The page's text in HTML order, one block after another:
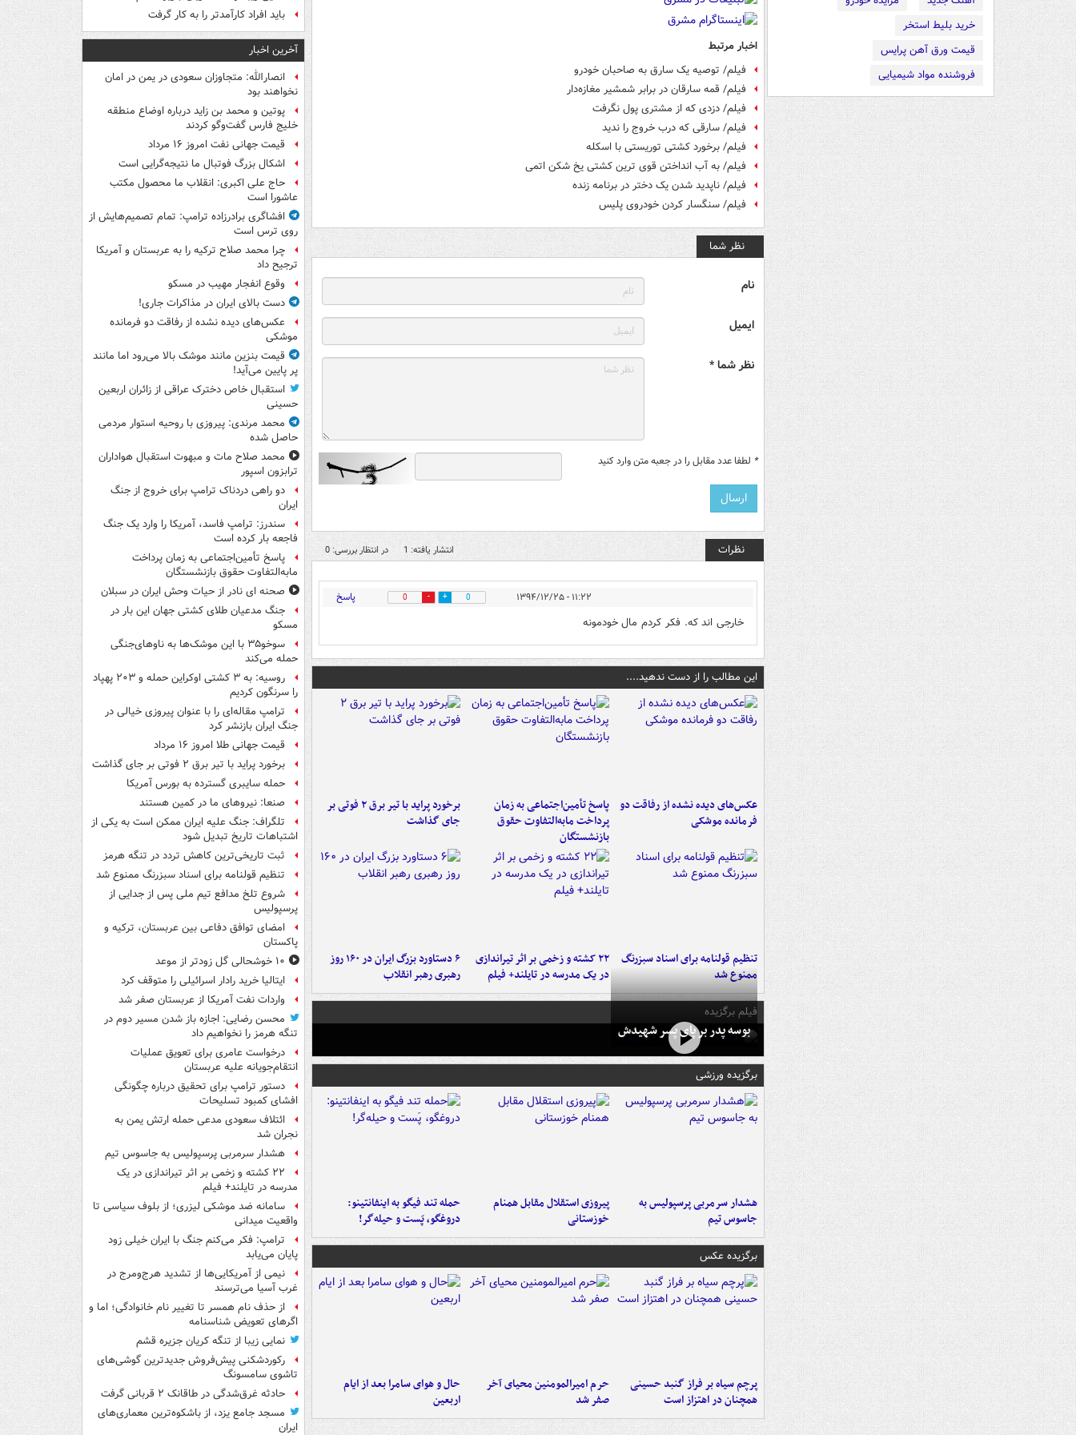
خرید بلیط استخر
قیمت ورق آهن پرایس
فروشنده مواد شیمیایی
اخبار مرتبط
فیلم/ توصیه یک سارق به صاحبان خودرو
فیلم/ قمه سارقان در برابر شمشیر مغازه‌دار
فیلم/ دزدی که از مشتری پول نگرفت
فیلم/ سارقی که درب خروج را ندید
فیلم/ برخورد کشتی توریستی با اسکله
فیلم/ به آب انداختن قوی ترین کشتی یخ شکن اتمی
فیلم/ ناپدید شدن یک دختر در برنامه زنده
فیلم/ سنگسار کردن خودروی پلیس
نظر شما
نام
ایمیل
نظر شما *
* لطفا عدد مقابل را در جعبه متن وارد کنید
نظرات انتشار یافته: 1 در انتظار بررسی: 0
۱۱:۲۲ - ۱۳۹۴/۱۲/۲۵ 0
0 پاسخ
خارجی اند که. فکر کردم مال خودمونه
این مطالب را از دست ندهید....
عکس‌های دیده نشده از رفاقت دو
فرمانده‌ موشکی
پاسخ تأمین‌اجتماعی به زمان
پرداخت مابه‌التفاوت حقوق
بازنشستگان
برخورد پراید با تیر برق ۲ فوتی بر
جای گذاشت
تنظیم قولنامه برای اسناد سبزرنگ
ممنوع شد
۲۲ کشته و زخمی بر اثر تیراندازی
در یک مدرسه در تایلند+ فیلم
۶ دستاورد بزرگ ایران در ۱۶۰ روز
رهبری رهبر انقلاب
فیلم برگزیده
بوسه‌ پدر بر پای پسر شهیدش
برگزیده ورزشی
هشدار سرمربی پرسپولیس به
جاسوس تیم
پیروزی استقلال مقابل همنام
خوزستانی
حمله تند فیگو به اینفانتینو:
دروغگو، پَست‌ و حیله‌گر!
برگزیده عکس
پرچم سیاه بر فراز گنبد حسینی
همچنان در اهتزاز است
حرم امیرالمومنین محیای آخر
صفر شد
حال و هوای سامرا بعد از ایام
اربعین
باید افراد کارآمدتر را به کار گرفت
آخرین اخبار
انصارالله: متجاوزان سعودی در یمن در امان
نخواهند بود
پوتین و محمد بن زاید درباره اوضاع منطقه
خلیج فارس گفت‌وگو کردند
قیمت جهانی نفت امروز ۱۶ مرداد
اشکال بزرگ فوتبال ما نتیجه‌گرایی است
حاج علی اکبری: انقلاب ما محصول مکتب
عاشورا است
افشاگری برادرزاده ترامپ: تمام تصمیم‌هایش از
روی ترس است
چرا محمد صلاح ترکیه را به عربستان و آمریکا
ترجیح داد
وقوع انفجار مهیب در مسکو
دست بالای ایران در مذاکرات جاری!
عکس‌های دیده نشده از رفاقت دو فرمانده‌
موشکی
قیمت بنزین مانند موشک بالا می‌رود اما مانند
پر پایین می‌آید!
استقبال خاص دخترک عراقی از زائران اربعین
حسینی
محمد مرندی: پیروزی با روحیه استوار مردمی
حاصل شده
محمد صلاح مات و مبهوت استقبال هواداران
ترابزون اسپور
دو راهی دردناک ترامپ برای خروج از جنگ
ایران
سندرز: ترامپ فاسد، آمریکا را وارد یک جنگ
فاجعه بار کرده است
پاسخ تأمین‌اجتماعی به زمان پرداخت
مابه‌التفاوت حقوق بازنشستگان
صحنه ای نادر از حیات وحش ایران در سبلان
جنگ مدعیان طلای کشتی جهان این بار در
مسکو
سوخو۳۵ با این موشک‌ها به ناوهای‌جنگی
حمله می‌کند
روسیه: به ۳ کشتی اوکراین حمله و ۲۰۳ پهپاد
را سرنگون کردیم
ترامپ مقاله‌ای را با عنوان پیروزی خیالی در
جنگ ایران بازنشر کرد
قیمت جهانی طلا امروز ۱۶ مرداد
برخورد پراید با تیر برق ۲ فوتی بر جای گذاشت
حمله سایبری گسترده به بورس آمریکا
صنعا: نیروهای ما در کمین‌ هستند
تلگراف: جنگ علیه ایران ممکن است به یکی از
اشتباهات تاریخ تبدیل شود
ثبت تاریخی‌ترین کاهش تردد در تنگه هرمز
تنظیم قولنامه برای اسناد سبزرنگ ممنوع شد
شروع تلخ مدافع تیم ملی پس از جدایی از
پرسپولیس
امضای توافق دفاعی بین عربستان، ترکیه و
پاکستان
۱۰ خوشحالی گل زودتر از موعد
ایتالیا خرید رادار اسرائیلی را متوقف کرد
واردات نفت آمریکا از عربستان صفر شد
محسن رضایی: اجازه باز شدن مسیر دوم در
تنگه هرمز را نخواهیم داد
درخواست عامری برای تعویق عملیات
انتقام‌جویانه علیه عربستان
دستور ترامپ برای تحقیق درباره چگونگی
افشای کمبود تسلیحات
ائتلاف سعودی مدعی حمله ارتش یمن به
نجران شد
هشدار سرمربی پرسپولیس به جاسوس تیم
۲۲ کشته و زخمی بر اثر تیراندازی در یک
مدرسه در تایلند+ فیلم
سامانه ضد موشکی لیزری؛ از بلوف سیاسی تا
واقعیت میدانی
ترامپ: فکر می‌کنم جنگ با ایران خیلی زود
پایان می‌یابد
نیمی از آمریکایی‌ها از تشدید هرج‌ومرج در
غرب آسیا می‌ترسند
از حذف نام همسر تا تغییر نام خانوادگی؛ اما و
اگرهای تعویض شناسنامه
نمایی زیبا از تنگه کریان جزیره قشم
رکوردشکنی پیش‌فروش جدیدترین گوشی‌های
تاشوی سامسونگ
حادثه غرق‌شدگی در طاقانک ۲ قربانی گرفت
مسجد جامع یزد، از باشکوه‌ترین معماری‌های
ایران